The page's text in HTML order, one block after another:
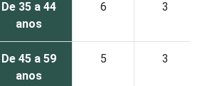
De 35 a 44
anos
6 3
De 45 a 59
anos
5 3